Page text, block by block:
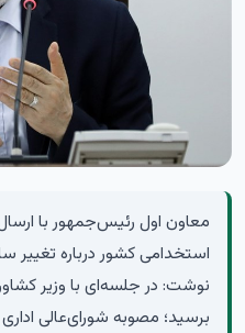
معاون اول رئیس‌جمهور با
استخدامی کشور درباره تغییر
نوشت: در جلسه‌ای با وزیر
برسید؛ مصوبه شورای‌عالی